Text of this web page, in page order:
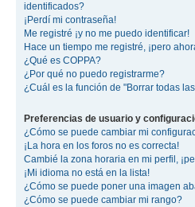
identificados?
¡Perdí mi contraseña!
Me registré ¡y no me puedo identificar!
Hace un tiempo me registré, ¡pero
¿Qué es COPPA?
¿Por qué no puedo registrarme?
¿Cuál es la función de "Borrar todas
Preferencias de usuario y
¿Cómo se puede cambiar mi
¡La hora en los foros no es correcta!
Cambié la zona horaria en mi perfil,
¡Mi idioma no está en la lista!
¿Cómo se puede poner una imagen
¿Cómo se puede cambiar mi rango?